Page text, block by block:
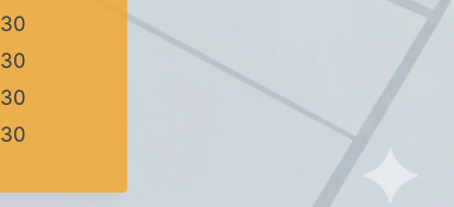
30
30
30
30